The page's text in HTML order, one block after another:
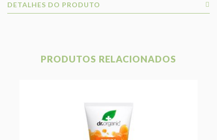
DETALHES DO PRODUTO
PRODUTOS RELACIONADOS